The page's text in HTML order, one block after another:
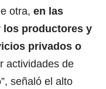
otra, en las
los productores y
privados o
actividades de
señaló el alto